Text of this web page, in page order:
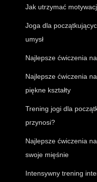
Jak utrzymać
Joga dla
umysł
Najlepsze ćwiczenia
Najlepsze ćwiczenia
piękne kształty
Trening jogi dla
przynosi?
Najlepsze ćwiczenia
swoje mięśnie
Intensywny trening